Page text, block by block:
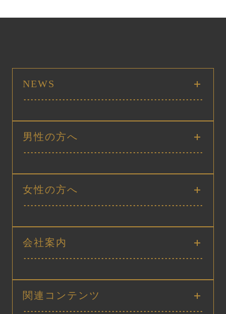
NEWS
男性の方へ
女性の方へ
会社案内
関連コンテンツ